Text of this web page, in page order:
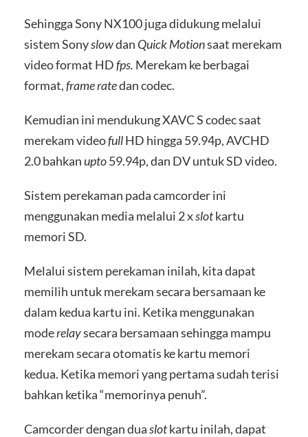
Sehingga Sony NX100 juga didukung melalui
sistem Sonyslowdan Quick Motionsaat merekam
video format HDfps. Merekam ke berbagai
format,frame ratedan codec.
Kemudian ini mendukung XAVC S codec saat
merekam videofullHD hingga 59.94p, AVCHD
2.0 bahkanupto59.94p, dan DV untuk SD video.
Sistem perekaman pada camcorder ini
menggunakan media melalui 2 xslotkartu
memori SD.
Melalui sistem perekaman inilah, kita dapat
memilih untuk merekam secara bersamaan ke
dalam kedua kartu ini. Ketika menggunakan
moderelaysecara bersamaan sehingga mampu
merekam secara otomatis ke kartu memori
kedua. Ketika memori yang pertama sudah terisi
bahkan ketika “memorinya penuh”.
Camcorder dengan duaslotkartu inilah, dapat